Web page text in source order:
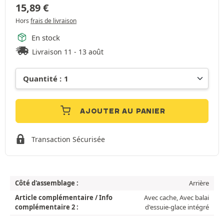
15,89€
Hors frais de livraison
En stock
Livraison 11 - 13 août
AJOUTER AU PANIER
Transaction Sécurisée
Côté d'assemblage :
Arrière
Article complémentaire / Info
complémentaire 2 :
Avec cache, Avec balai
d'essuie-glace intégré